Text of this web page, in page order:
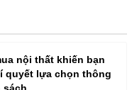
nội thất khiến bạn
quyết lựa chọn thông